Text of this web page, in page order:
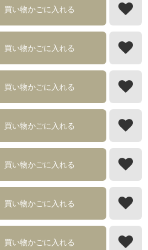
買い物かごに入れる
買い物かごに入れる
買い物かごに入れる
買い物かごに入れる
買い物かごに入れる
買い物かごに入れる
買い物かごに入れる